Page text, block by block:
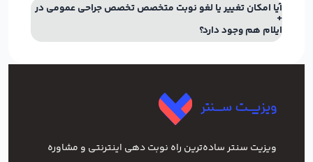
آیا امکان تغییر یا لغو نوبت متخصص تخصص جراحی عمومی در
ایلام هم وجود دارد؟
ویزیت سنتر ساده‌ترین راه نوبت‌ دهی اینترنتی و مشاوره